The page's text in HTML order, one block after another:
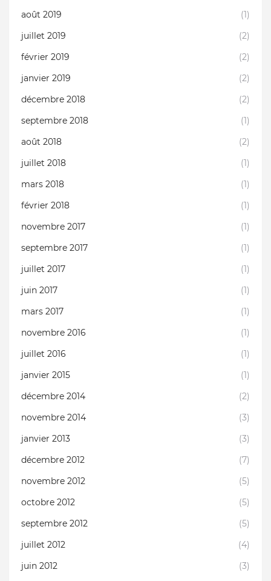
août 2019
(1)
juillet 2019
(2)
février 2019
(2)
janvier 2019
(2)
décembre 2018
(2)
septembre 2018
(1)
août 2018
(2)
juillet 2018
(1)
mars 2018
(1)
février 2018
(1)
novembre 2017
(1)
septembre 2017
(1)
juillet 2017
(1)
juin 2017
(1)
mars 2017
(1)
novembre 2016
(1)
juillet 2016
(1)
janvier 2015
(1)
décembre 2014
(2)
novembre 2014
(3)
janvier 2013
(3)
décembre 2012
(7)
novembre 2012
(5)
octobre 2012
(5)
septembre 2012
(5)
juillet 2012
(4)
juin 2012
(3)